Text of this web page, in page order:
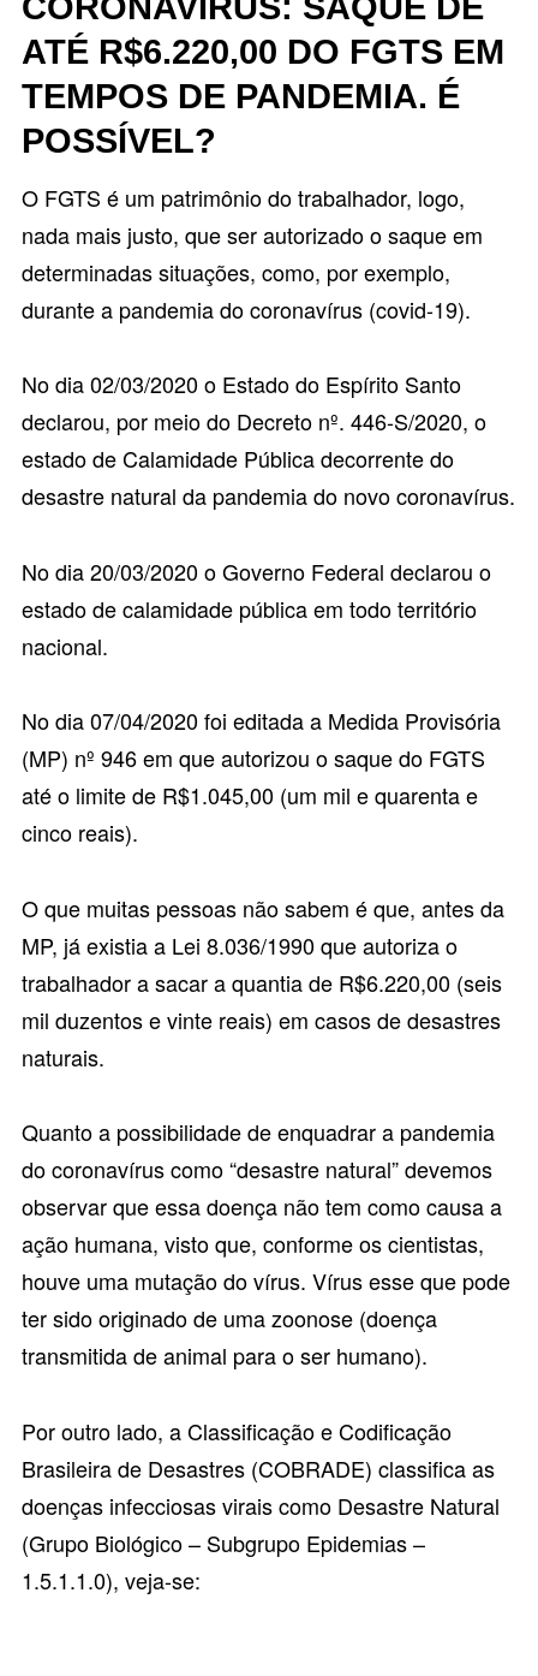
ATÉ R$6.220,00 DO FGTS EM
TEMPOS DE PANDEMIA. É
POSSÍVEL?
O FGTS é um patrimônio do trabalhador, logo,
nada mais justo, que ser autorizado o saque em
determinadas situações, como, por exemplo,
durante a pandemia do coronavírus (covid-19).
No dia 02/03/2020 o Estado do Espírito Santo
declarou, por meio do Decreto nº. 446-S/2020, o
estado de Calamidade Pública decorrente do
desastre natural da pandemia do novo coronavírus.
No dia 20/03/2020 o Governo Federal declarou o
estado de calamidade públicaem todo território
nacional.
No dia 07/04/2020 foi editada a Medida Provisória
(MP) nº 946em que autorizou o saque do FGTS
até o limite de R$1.045,00 (um mil e quarenta e
cinco reais).
O que muitas pessoas não sabem é que, antes da
MP, já existia a Lei 8.036/1990que autoriza o
trabalhador a sacar a quantia de R$6.220,00 (seis
mil duzentos e vinte reais) em casos de desastres
naturais.
Quanto a possibilidade de enquadrar a pandemia
do coronavírus como “desastre natural” devemos
observar que essa doença não tem como causa a
ação humana, visto que, conforme os cientistas,
houve uma mutação do vírus. Vírus esse que pode
ter sido originado de uma zoonose (doença
transmitida de animal para o ser humano).
Por outro lado, aClassificação e Codificação
Brasileira de Desastres (COBRADE) classifica as
doenças infecciosas virais como Desastre Natural
(Grupo Biológico – Subgrupo Epidemias –
1.5.1.1.0), veja-se: